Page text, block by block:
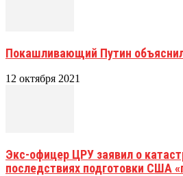
Покашливающий Путин
12 октября 2021
Экс-офицер ЦРУ заявил о
последствиях подготовки США